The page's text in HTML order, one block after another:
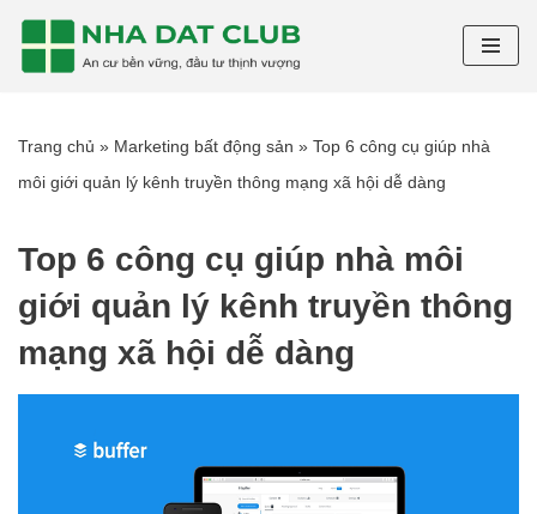
Chuyển
nội
dung
Trang chủ » Marketing bất động sản » Top 6 công cụ giúp nhà
môi giới quản lý kênh truyền thông mạng xã hội dễ dàng
Top 6 công cụ giúp nhà môi
giới quản lý kênh truyền thông
mạng xã hội dễ dàng